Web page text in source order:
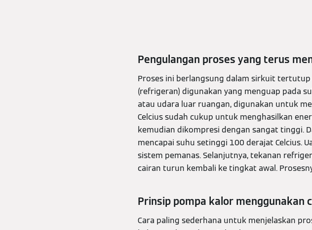
Pengulangan proses yang terus
Proses ini berlangsung dalam sirkuit
(refrigeran) digunakan yang menguap pada
atau udara luar ruangan, digunakan untuk
Celcius sudah cukup untuk menghasilkan
kemudian dikompresi dengan sangat tinggi.
mencapai suhu setinggi 100 derajat Celcius.
sistem pemanas. Selanjutnya, tekanan
cairan turun kembali ke tingkat awal.
Prinsip pompa kalor menggunakan
Cara paling sederhana untuk menjelaskan